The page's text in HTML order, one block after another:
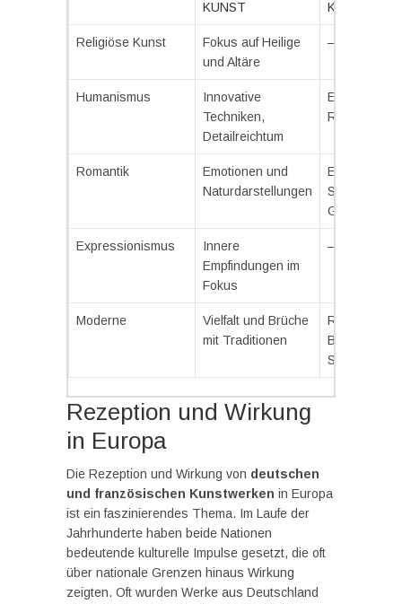
KUNST KUNST
Religiöse Kunst
Fokus auf Heilige
und Altäre
–
Humanismus
Innovative
Techniken,
Detailreichtum
Einflüsse
Renaissance
Romantik
Emotionen und
Naturdarstellungen
Einheit von
Schönem
Gefühl
Expressionismus
Innere
Empfindungen im
Fokus
–
Moderne
Vielfalt und Brüche
mit Traditionen
Surrealismus
Rezeption und Wirkung
in Europa
Die Rezeption und Wirkung von deutschen
und französischen Kunstwerken in Europa
ist ein faszinierendes Thema. Im Laufe der
Jahrhunderte haben beide Nationen
bedeutende kulturelle Impulse gesetzt, die oft
über nationale Grenzen hinaus Wirkung
zeigten. Oft wurden Werke aus Deutschland